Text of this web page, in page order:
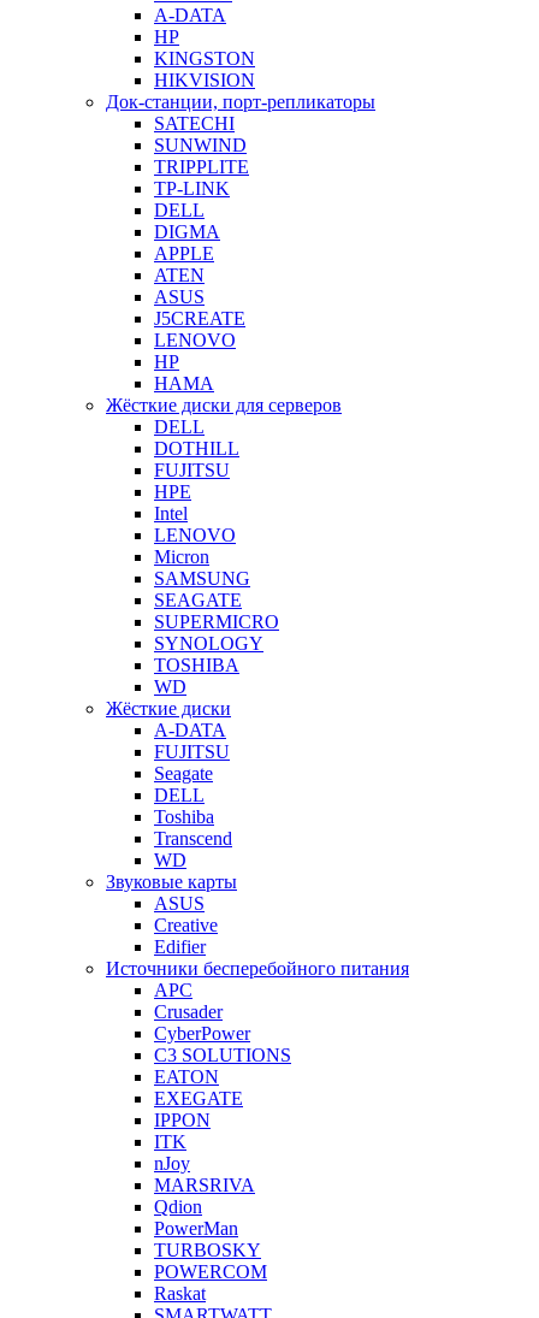
A-DATA
HP
KINGSTON
HIKVISION
Док-станции, порт-репликаторы
SATECHI
SUNWIND
TRIPPLITE
TP-LINK
DELL
DIGMA
APPLE
ATEN
ASUS
J5CREATE
LENOVO
HP
HAMA
Жёсткие диски для серверов
DELL
DOTHILL
FUJITSU
HPE
Intel
LENOVO
Micron
SAMSUNG
SEAGATE
SUPERMICRO
SYNOLOGY
TOSHIBA
WD
Жёсткие диски
A-DATA
FUJITSU
Seagate
DELL
Toshiba
Transcend
WD
Звуковые карты
ASUS
Creative
Edifier
Источники бесперебойного питания
APC
Crusader
CyberPower
C3 SOLUTIONS
EATON
EXEGATE
IPPON
ITK
nJoy
MARSRIVA
Qdion
PowerMan
TURBOSKY
POWERCOM
Raskat